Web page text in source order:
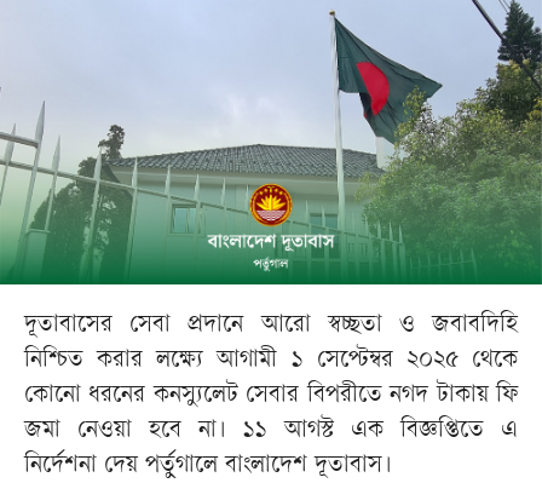
দূতাবাসের সেবা প্রদানে আরো স্বচ্ছতা ও জবাবদিহি
নিশ্চিত করার লক্ষ্যে আগামী ১ সেপ্টেম্বর ২০২৫ থেকে
কোনো ধরনের কনস্যুলেট সেবার বিপরীতে নগদ টাকায় ফি
জমা নেওয়া হবে না। ১১ আগস্ট এক বিজ্ঞপ্তিতে এ
নির্দেশনা দেয় পর্তুগালে বাংলাদেশ দূতাবাস।